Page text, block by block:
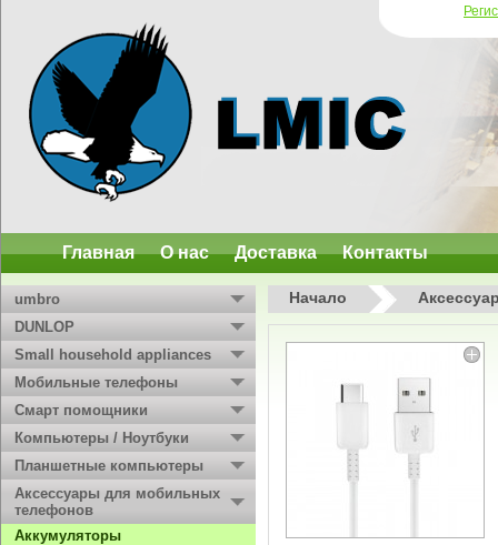
Главная О нас Доставка Контакты
umbro
DUNLOP
Small household appliances
Мобильные телефоны
Смарт помощники
Компьютеры / Ноутбуки
Планшетные компьютеры
Аксессуары для мобильных
телефонов
Aккумуляторы
Начало